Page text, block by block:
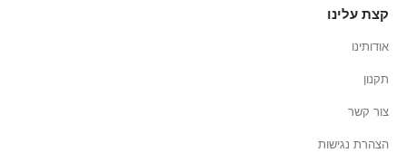
קצת עלינו
אודותינו
תקנון
צור קשר
הצהרת נגישות